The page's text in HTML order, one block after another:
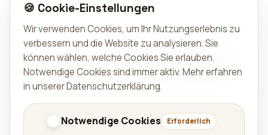
Interesse?
Schick uns eine kurze Vorstellung und einen Link zu
deinem Portfolio oder LinkedIn.
Per E-Mail bewerben
Zurück zu Karriere
🍪 Cookie-Einstellungen
Wir verwenden Cookies, um Ihr Nutzungserlebnis zu
verbessern und die Website zu analysieren. Sie
können wählen, welche Cookies Sie erlauben.
Notwendige Cookies sind immer aktiv.Mehr erfahren
in unserer Datenschutzerklärung.
Notwendige Cookies Erforderlich